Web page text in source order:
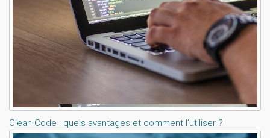
Clean Code : quels avantages et comment l’utiliser ?